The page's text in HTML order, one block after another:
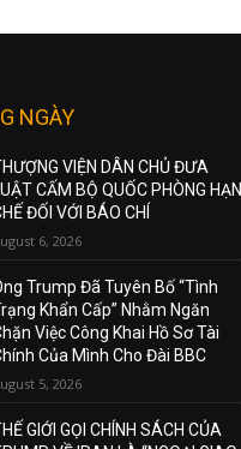
NGÀY
VIỆN DÂN CHỦ ĐƯA
CẤM BỘ QUỐC PHÒNG HẠN
ĐỐI VỚI BÁO CHÍ
6, 2026
Trump Đã Tuyên Bố “Tình
Khẩn Cấp” Nhằm Ngăn
Việc Công Khai Hồ Sơ Tài
Của Mình Cho Đài BBC
5, 2026
GIỚI GỌI CHÍNH SÁCH CỦA